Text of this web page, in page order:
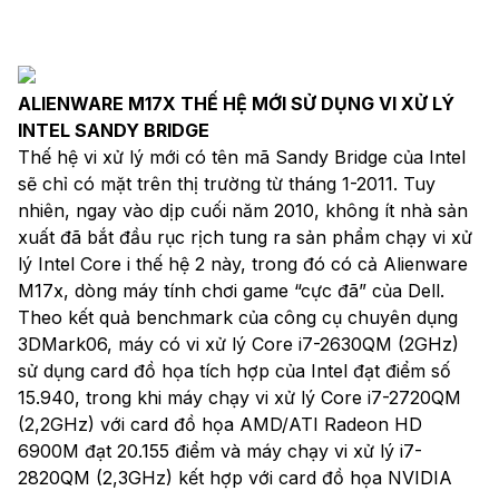
ALIENWARE M17X THẾ HỆ MỚI SỬ DỤNG VI XỬ LÝ
INTEL SANDY BRIDGE
Thế hệ vi xử lý mới có tên mã Sandy Bridge của Intel
sẽ chỉ có mặt trên thị trường từ tháng 1-2011. Tuy
nhiên, ngay vào dịp cuối năm 2010, không ít nhà sản
xuất đã bắt đầu rục rịch tung ra sản phẩm chạy vi xử
lý Intel Core i thế hệ 2 này, trong đó có cả Alienware
M17x, dòng máy tính chơi game “cực đã” của Dell.
Theo kết quả benchmark của công cụ chuyên dụng
3DMark06, máy có vi xử lý Core i7-2630QM (2GHz)
sử dụng card đồ họa tích hợp của Intel đạt điểm số
15.940, trong khi máy chạy vi xử lý Core i7-2720QM
(2,2GHz) với card đồ họa AMD/ATI Radeon HD
6900M đạt 20.155 điểm và máy chạy vi xử lý i7-
2820QM (2,3GHz) kết hợp với card đồ họa NVIDIA